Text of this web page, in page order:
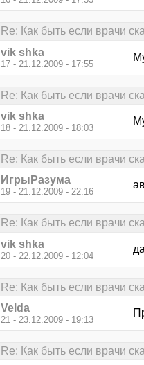
Re: Как быть если врачи
vik shka
17 - 21.12.2009 - 17:55
Re: Как быть если врачи
vik shka
18 - 21.12.2009 - 18:03
Re: Как быть если врачи
ИгрыРазума
19 - 21.12.2009 - 22:16
Re: Как быть если врачи
vik shka
20 - 22.12.2009 - 12:04
Re: Как быть если врачи
Velda
21 - 23.12.2009 - 19:13
Re: Как быть если врачи